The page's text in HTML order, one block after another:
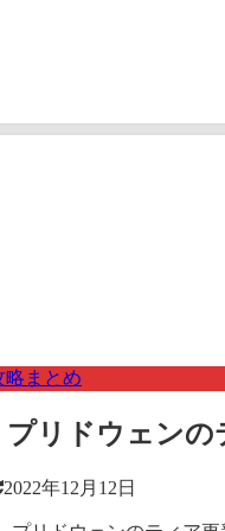
まとめ
プリドウェン
2022年12月12日